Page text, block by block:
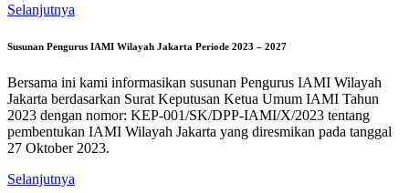
Selanjutnya
Susunan Pengurus IAMI Wilayah Jakarta Periode 2023 – 2027
Bersama ini kami informasikan susunan Pengurus IAMI Wilayah
Jakarta berdasarkan Surat Keputusan Ketua Umum IAMI Tahun
2023 dengan nomor: KEP-001/SK/DPP-IAMI/X/2023 tentang
pembentukan IAMI Wilayah Jakarta yang diresmikan pada tanggal
27 Oktober 2023.
Selanjutnya